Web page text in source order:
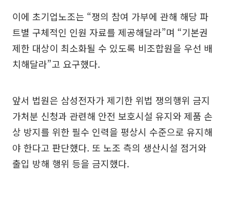
이에 초기업노조는 “쟁의 참여 가부에 관해 해당 파
트별 구체적인 인원 자료를 제공해달라”며 “기본권
제한 대상이 최소화될 수 있도록 비조합원을 우선 배
치해달라”고 요구했다.
앞서 법원은 삼성전자가 제기한 위법 쟁의행위 금지
가처분 신청과 관련해 안전 보호시설 유지와 제품 손
상 방지를 위한 필수 인력을 평상시 수준으로 유지해
야 한다고 판단했다. 또 노조 측의 생산시설 점거와
출입 방해 행위 등을 금지했다.